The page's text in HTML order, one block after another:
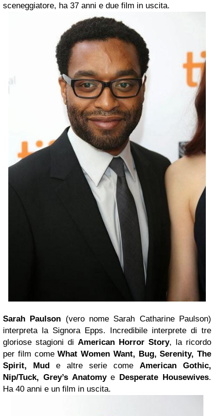
sceneggiatore, ha 37 anni e due film in uscita.
Sarah Paulson (vero nome Sarah Catharine Paulson)
interpreta la Signora Epps. Incredibile interprete di tre
gloriose stagioni di American Horror Story, la ricordo
per film comeWhat Women Want, Bug, Serenity, The
Spirit, Mud e altre serie come American Gothic,
Nip/Tuck, Grey’s Anatomye Desperate Housewives.
Ha 40 anni e un film in uscita.